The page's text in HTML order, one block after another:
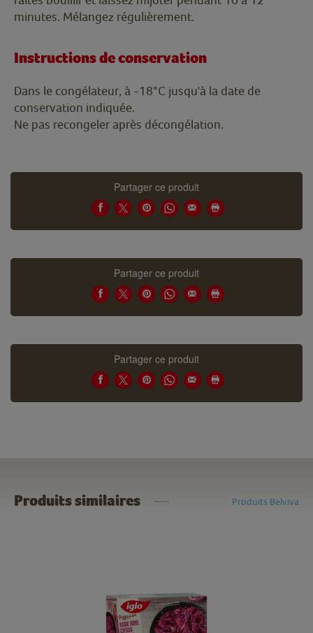
minutes. Mélangez régulièrement.
Instructions de conservation
Dans le congélateur, à -18°C jusqu'à la date de
conservation indiquée.
Ne pas recongeler après décongélation.
Partager ce produit
Partager ce produit
Partager ce produit
Produits similaires Produits Belviva